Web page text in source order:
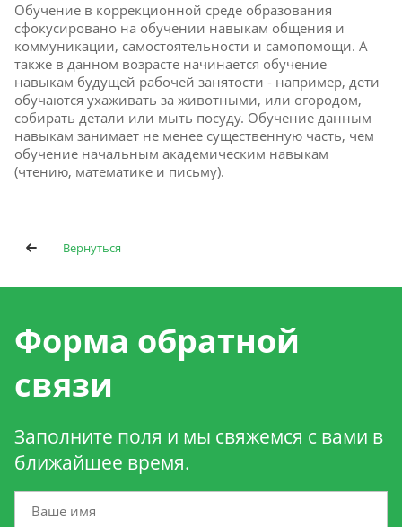
Обучение в коррекционной среде образования
сфокусировано на обучении навыкам общения и
коммуникации, самостоятельности и самопомощи. А
также в данном возрасте начинается обучение
навыкам будущей рабочей занятости - например, дети
обучаются ухаживать за животными, или огородом,
собирать детали или мыть посуду. Обучение данным
навыкам занимает не менее существенную часть, чем
обучение начальным академическим навыкам
(чтению, математике и письму).
Вернуться
Форма обратной
связи
Заполните поля и мы свяжемся с вами в
ближайшее время.